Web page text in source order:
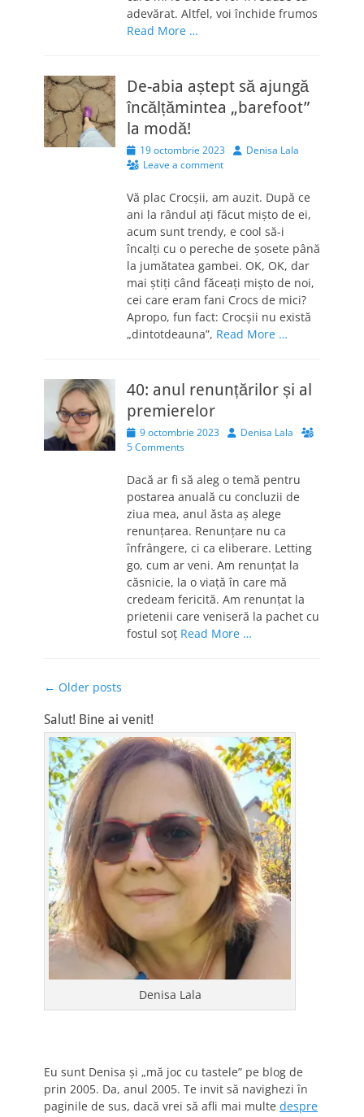
adevărat. Altfel, voi închide frumos
Read More …
De-abia aștept să ajungă
încălțămintea „barefoot”
la modă!
Posted
on
19 octombrie 2023 AuthorDenisa Lala
Leave a comment
Vă plac Crocșii, am auzit. După ce
ani la rândul ați făcut mișto de ei,
acum sunt trendy, e cool să-i
încalți cu o pereche de șosete până
la jumătatea gambei. OK, OK, dar
mai știți când făceați mișto de noi,
cei care eram fani Crocs de mici?
Apropo, fun fact: Crocșii nu există
„dintotdeauna”, Read More …
40: anul renunțărilor și al
premierelor
Posted
on
9 octombrie 2023 AuthorDenisa Lala
5 Comments
Dacă ar fi să aleg o temă pentru
postarea anuală cu concluzii de
ziua mea, anul ăsta aș alege
renunțarea. Renunțare nu ca
înfrângere, ci ca eliberare. Letting
go, cum ar veni. Am renunțat la
căsnicie, la o viață în care mă
credeam fericită. Am renunțat la
prietenii care veniseră la pachet cu
fostul soț Read More …
Post
← Older posts
Salut! Bine ai venit!
Denisa Lala
Eu sunt Denisa și „mă joc cu tastele” pe blog de
prin 2005. Da, anul 2005. Te invit să navighezi în
paginile de sus, dacă vrei să afli mai multe despre